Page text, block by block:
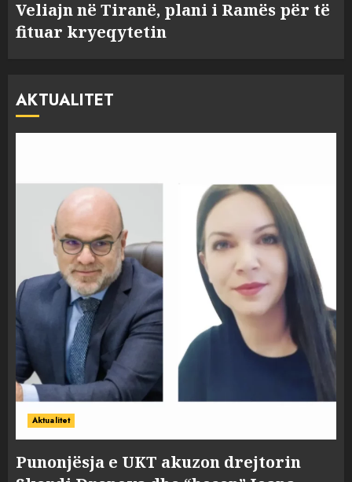
Veliajn në Tiranë, plani i Ramës për të
fituar kryeqytetin
AKTUALITET
Aktualitet
Punonjësja e UKT akuzon drejtorin